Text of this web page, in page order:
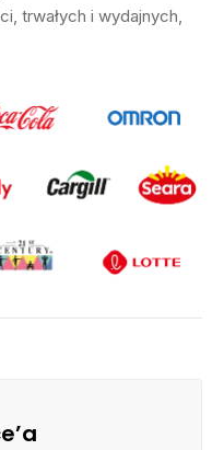
trwałych i wydajnych,